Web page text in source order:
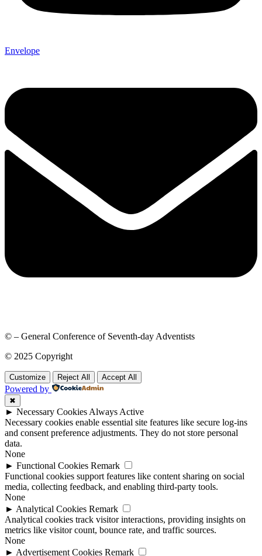
Envelope
© – General Conference of Seventh-day Adventists
© 2025 Copyright
Customize Reject All Accept All
Powered by
✖
► Necessary Cookies Always Active
Necessary cookies enable essential site features like secure log-ins
and consent preference adjustments. They do not store personal
data.
None
► Functional Cookies Remark
Functional cookies support features like content sharing on social
media, collecting feedback, and enabling third-party tools.
None
► Analytical Cookies Remark
Analytical cookies track visitor interactions, providing insights on
metrics like visitor count, bounce rate, and traffic sources.
None
► Advertisement Cookies Remark